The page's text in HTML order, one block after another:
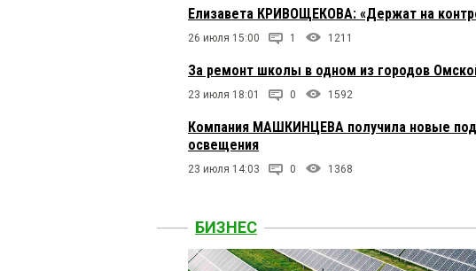
Елизавета КРИВОЩЕКОВА: «Держат на
26 июля 15:00 1 1211
За ремонт школы в одном из городов
23 июля 18:01 0 1592
Компания МАШКИНЦЕВА получила новые
освещения
23 июля 14:03 0 1368
БИЗНЕС